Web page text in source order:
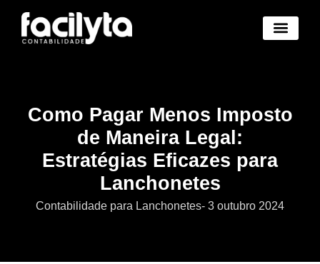
Como Pagar Menos Imposto
de Maneira Legal:
Estratégias Eficazes para
Lanchonetes
Contabilidade para Lanchonetes- 3 outubro 2024